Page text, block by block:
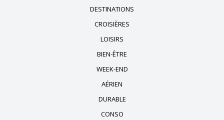
DESTINATIONS
CROISIÈRES
LOISIRS
BIEN-ÊTRE
WEEK-END
AÉRIEN
DURABLE
CONSO